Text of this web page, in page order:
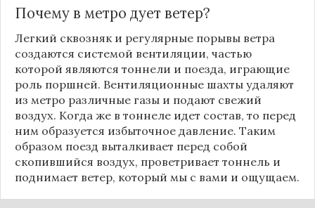
Почему в метро дует ветер?
Легкий сквозняк и регулярные порывы ветра
создаются системой вентиляции, частью
которой являются тоннели и поезда, играющие
роль поршней. Вентиляционные шахты удаляют
из метро различные газы и подают свежий
воздух. Когда же в тоннеле идет состав, то перед
ним образуется избыточное давление. Таким
образом поезд выталкивает перед собой
скопившийся воздух, проветривает тоннель и
поднимает ветер, который мы с вами и ощущаем.